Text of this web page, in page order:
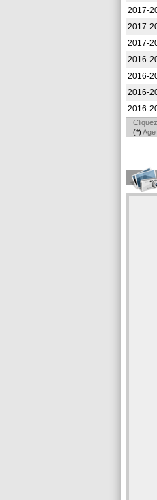
2017-
2017-
2017-
2016-
2016-
2016-
2016-
(*)